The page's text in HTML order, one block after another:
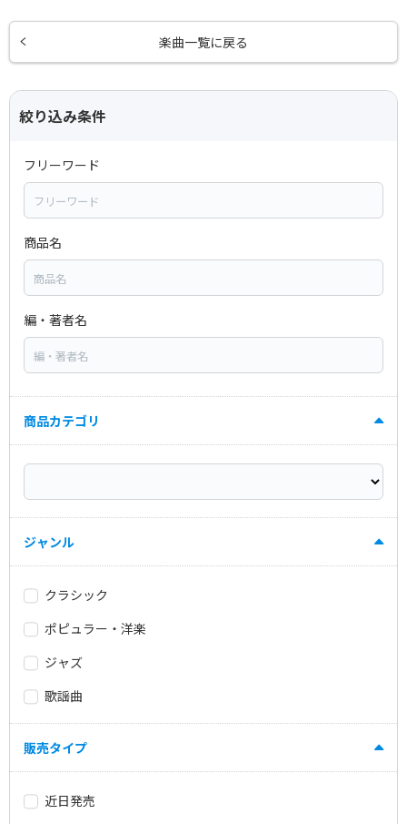
楽曲一覧に戻る
絞り込み条件
フリーワード
商品名
編・著者名
商品カテゴリ
ジャンル
クラシック
ポピュラー・洋楽
ジャズ
歌謡曲
販売タイプ
近日発売